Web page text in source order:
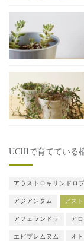
UCHIで育てている
アウストロキリンドロ
アジアンタム アス
アフェランドラ ア
エピプレムヌム オ